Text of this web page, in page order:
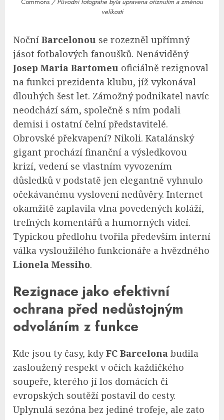
velikosti
Noční Barcelonou se rozezněl upřímný
jásot fotbalových fanoušků. Nenáviděný
Josep Maria Bartomeu oficiálně rezignoval
na funkci prezidenta klubu, jíž vykonával
dlouhých šest let. Zámožný podnikatel navíc
neodchází sám, společně s ním podali
demisi i ostatní čelní představitelé.
Obrovské překvapení? Nikoli. Katalánský
gigant prochází finanční a výsledkovou
krizí, vedení se vlastním vyvozením
důsledků v podstatě jen elegantně vyhnulo
očekávanému vyslovení nedůvěry. Internet
okamžitě zaplavila vlna povedených koláží,
trefných komentářů a humorných videí.
Typickou předlohu tvořila především interní
válka vysloužilého funkcionáře a hvězdného
Lionela Messiho.
Rezignace jako efektivní
ochrana před nedůstojným
odvoláním z funkce
Kde jsou ty časy, kdyFC Barcelona budila
zasloužený respekt v očích každičkého
soupeře, kterého jí los domácích či
evropských soutěží postavil do cesty.
Uplynulá sezóna bez jediné trofeje, ale zato